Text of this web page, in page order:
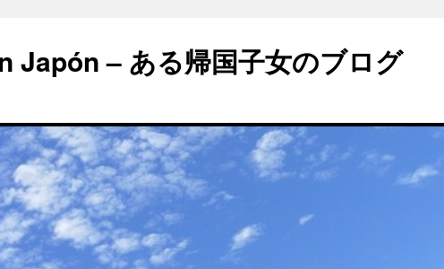
Japón – ある帰国子女のブログ